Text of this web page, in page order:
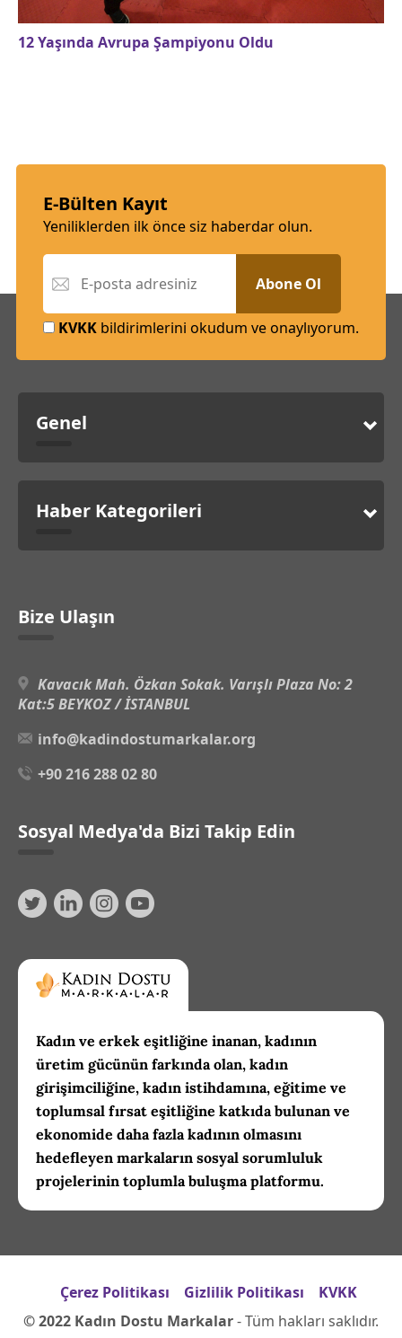
12 Yaşında Avrupa Şampiyonu Oldu
E-Bülten Kayıt
Yeniliklerden ilk önce siz haberdar olun.
Abone Ol
KVKK bildirimlerini okudum ve onaylıyorum.
Genel
Haber Kategorileri
Bize Ulaşın
Kavacık Mah. Özkan Sokak. Varışlı Plaza No: 2
Kat:5 BEYKOZ / İSTANBUL
info@kadindostumarkalar.org
+90 216 288 02 80
Sosyal Medya'da Bizi Takip Edin
Kadın ve erkek eşitliğine inanan, kadının
üretim gücünün farkında olan, kadın
girişimciliğine, kadın istihdamına, eğitime ve
toplumsal fırsat eşitliğine katkıda bulunan ve
ekonomide daha fazla kadının olmasını
hedefleyen markaların sosyal sorumluluk
projelerinin toplumla buluşma platformu.
Çerez Politikası Gizlilik Politikası
KVKK
© 2022 Kadın Dostu Markalar- Tüm hakları saklıdır.